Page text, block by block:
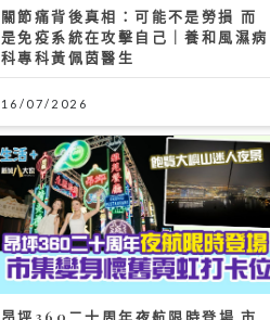
16/07/2026
昂坪360二十周年夜航限時登場 市
集變身懷舊霓虹打卡位
25/07/2026